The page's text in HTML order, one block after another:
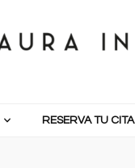
RESERVA TU CITA